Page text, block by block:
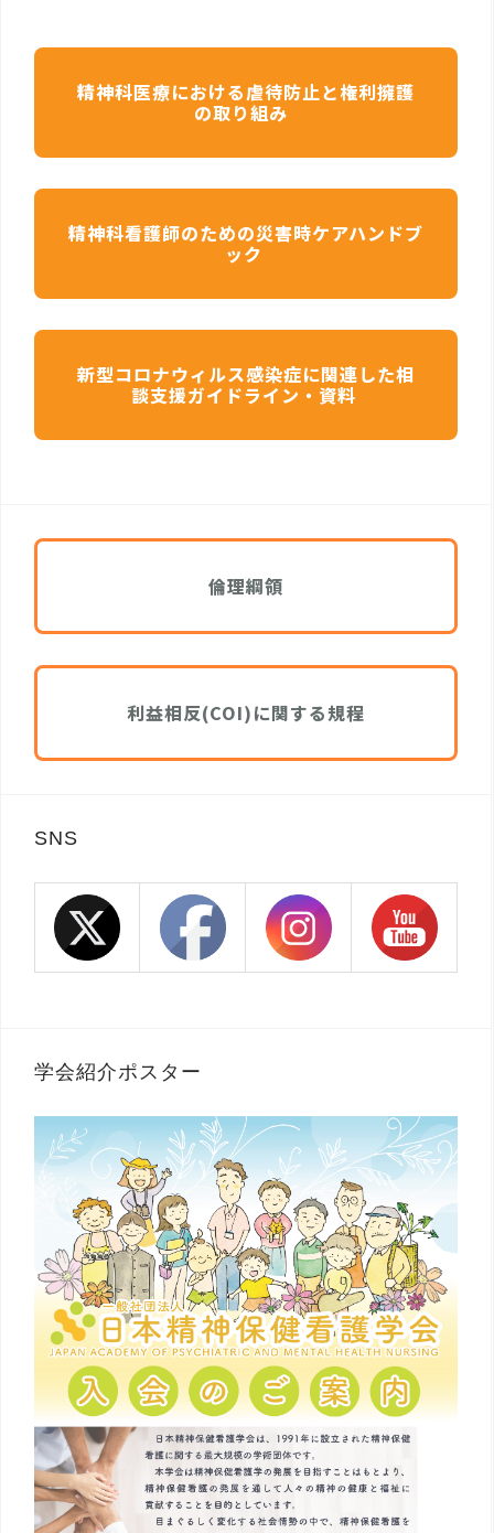
精神科医療における虐待防止と権利擁護
の取り組み
精神科看護師のための災害時ケアハンドブ
ック
新型コロナウィルス感染症に関連した相
談支援ガイドライン・資料
倫理綱領
利益相反(COI)に関する規程
SNS
学会紹介ポスター